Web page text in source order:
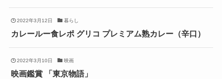
2022年3月12日 暮らし
カレールー食レポ グリコ プレミアム熟カレー（辛口）
2022年3月10日 映画
映画鑑賞 「東京物語」